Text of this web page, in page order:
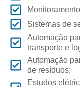
Sistemas de
Automação
transporte e
Automação
de resíduos;
Estudos